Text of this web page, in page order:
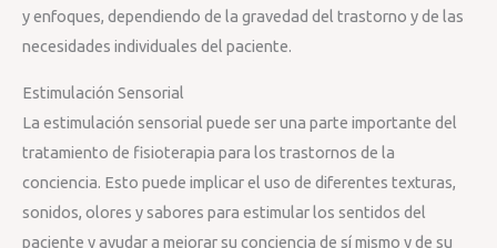
y enfoques, dependiendo de la gravedad del trastorno y de las
necesidades individuales del paciente.
Estimulación Sensorial
La estimulación sensorial puede ser una parte importante del
tratamiento de fisioterapia para los trastornos de la
conciencia. Esto puede implicar el uso de diferentes texturas,
sonidos, olores y sabores para estimular los sentidos del
paciente y ayudar a mejorar su conciencia de sí mismo y de su